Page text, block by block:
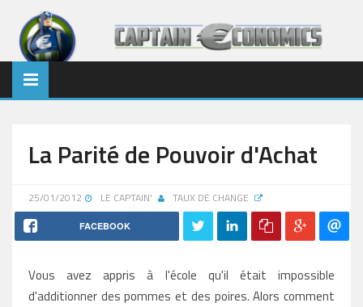
La Parité de Pouvoir d'Achat
25/01/2012 LE CAPTAIN' TAUX DE CHANGE
FACEBOOK
Vous avez appris à l'école qu'il était impossible
d'additionner des pommes et des poires. Alors comment